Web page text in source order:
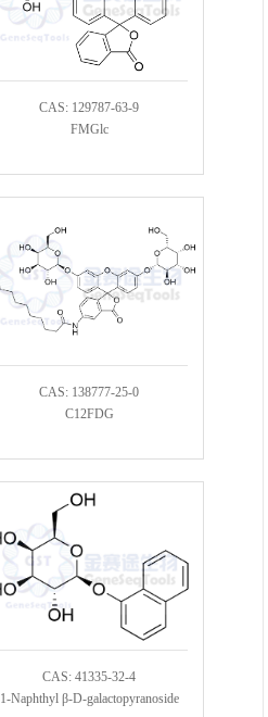
CAS: 129787-63-9
FMGlc
CAS: 138777-25-0
C12FDG
CAS: 41335-32-4
1-Naphthyl β-D-galactopyranoside